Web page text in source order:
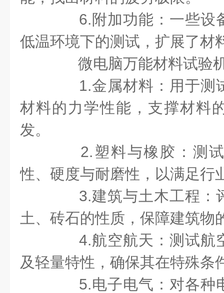
6.附加功能：一些设
低温环境下的测试，扩展了材
微电脑万能材料试验
1.金属材料：用于测
材料的力学性能，支撑材料
发。
2.塑料与橡胶：测试
性、硬度与耐磨性，以满足行
3.建筑与土木工程：
土、砖石的性质，保障建筑物
4.航空航天：测试航
及轻量特性，确保其在特殊条
5.电子电气：对各种